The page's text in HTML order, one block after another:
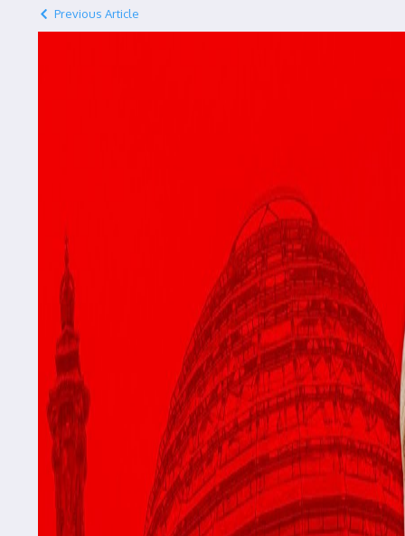
Previous Article